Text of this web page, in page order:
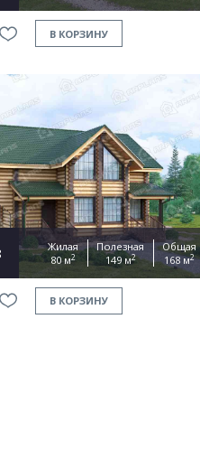
В КОРЗИНУ
Жилая
80 м2
Полезная
149 м2
Общая
168 м2
В КОРЗИНУ